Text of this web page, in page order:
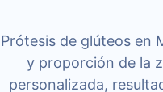
Prótesis de glúteos en
y proporción de la
personalizada,